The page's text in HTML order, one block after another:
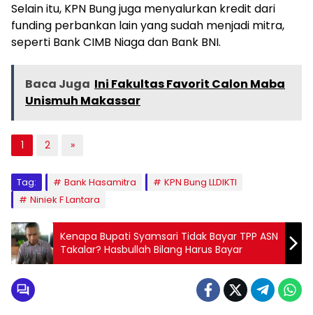
Selain itu, KPN Bung juga menyalurkan kredit dari
funding perbankan lain yang sudah menjadi mitra,
seperti Bank CIMB Niaga dan Bank BNI.
Baca Juga Ini Fakultas Favorit Calon Maba
Unismuh Makassar
1 2 »
Tag: Bank Hasamitra
KPN Bung LLDIKTI
Niniek F Lantara
Kenapa Bupati Syamsari Tidak Bayar TPP ASN
Takalar? Hasbullah Bilang Harus Bayar